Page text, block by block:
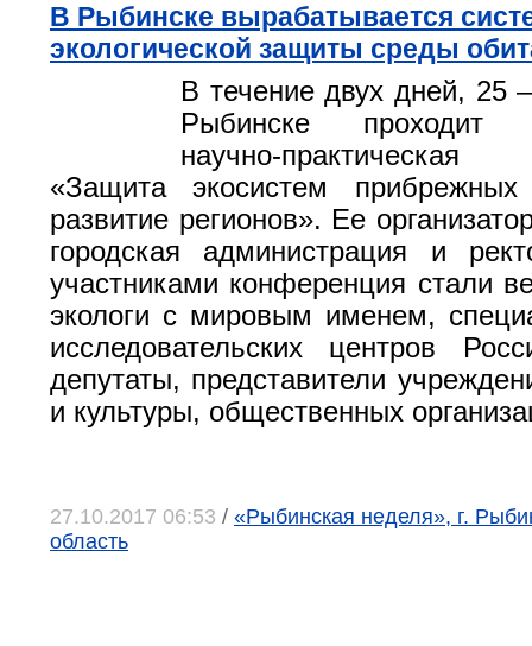
В Рыбинске вырабатывается
экологической защиты среды
В течение двух дней, 25
Рыбинске проходит
научно-
«Защита экосистем
развитие регионов». Ее
городская администрация и
участниками конференция стали
экологи с мировым именем,
исследовательских центров
депутаты, представители
и культуры, общественных
27.10.2017 06:53 / «Рыбинская неделя», г.
область